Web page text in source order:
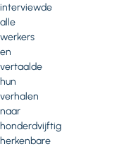
interviewde
alle
werkers
en
vertaalde
hun
verhalen
naar
honderdvijftig
herkenbare